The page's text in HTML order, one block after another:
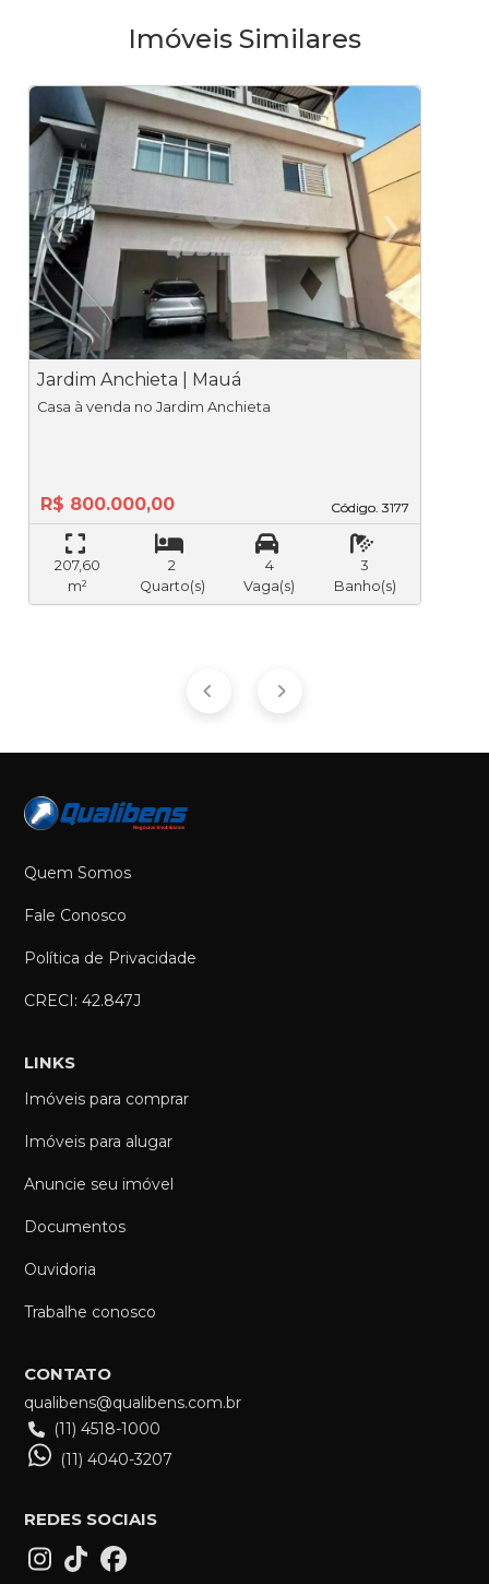
Imóveis Similares
‹
Previous
›
Jardim Anchieta | Mauá
Código. 3177
Código. 3177
Casa à venda no Jardim Anchieta
R$ 800.000,00
207,60
m²
2
Quarto(s)
4
Vaga(s)
3
Banho(s)
Quem Somos
Fale Conosco
Política de Privacidade
CRECI: 42.847J
LINKS
Imóveis para comprar
Imóveis para alugar
Anuncie seu imóvel
Documentos
Ouvidoria
Trabalhe conosco
CONTATO
qualibens@qualibens.com.br
(11) 4518-1000
(11) 4040-3207
REDES SOCIAIS